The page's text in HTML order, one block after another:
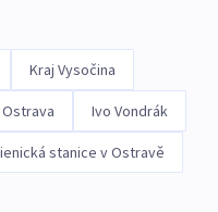
Kraj Vysočina
Ostrava Ivo Vondrák
stanice v Ostravě